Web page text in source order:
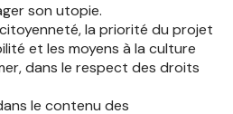
son utopie.
la priorité du projet
et les moyens à la culture
dans le respect des droits
le contenu des